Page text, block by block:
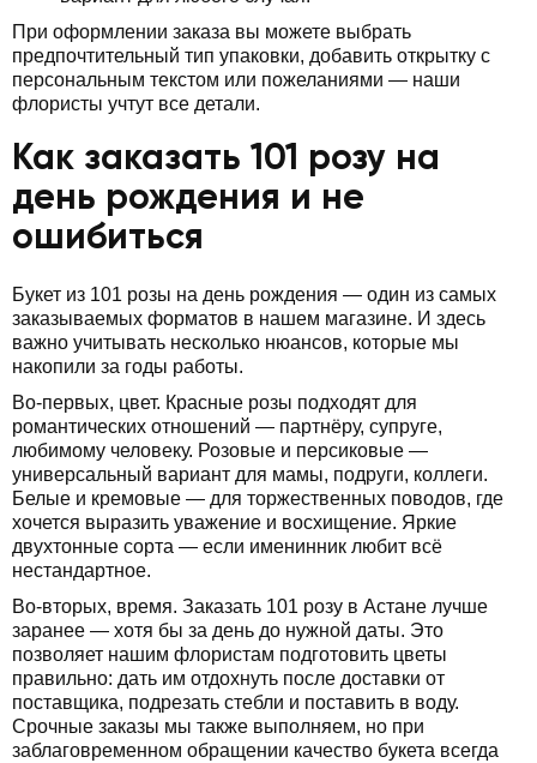
При оформлении заказа вы можете выбрать
предпочтительный тип упаковки, добавить открытку с
персональным текстом или пожеланиями — наши
флористы учтут все детали.
Как заказать 101 розу на
день рождения и не
ошибиться
Букет из 101 розы на день рождения — один из самых
заказываемых форматов в нашем магазине. И здесь
важно учитывать несколько нюансов, которые мы
накопили за годы работы.
Во-первых, цвет. Красные розы подходят для
романтических отношений — партнёру, супруге,
любимому человеку. Розовые и персиковые —
универсальный вариант для мамы, подруги, коллеги.
Белые и кремовые — для торжественных поводов, где
хочется выразить уважение и восхищение. Яркие
двухтонные сорта — если именинник любит всё
нестандартное.
Во-вторых, время. Заказать 101 розу в Астане лучше
заранее — хотя бы за день до нужной даты. Это
позволяет нашим флористам подготовить цветы
правильно: дать им отдохнуть после доставки от
поставщика, подрезать стебли и поставить в воду.
Срочные заказы мы также выполняем, но при
заблаговременном обращении качество букета всегда